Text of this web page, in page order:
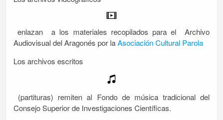
enlazan a los materiales recopilados para el Archivo
Audiovisual del Aragonés por laAsociación Cultural Parola
Los archivos escritos
(partituras) remiten al Fondo de música tradicional del
Consejo Superior de Investigaciones Científicas.